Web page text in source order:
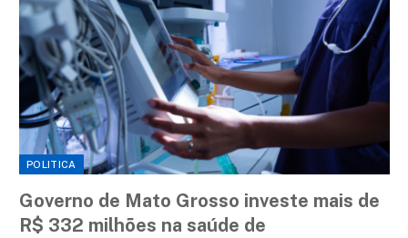
POLITICA
Governo de Mato Grosso investe mais de
R$ 332 milhões na saúde de